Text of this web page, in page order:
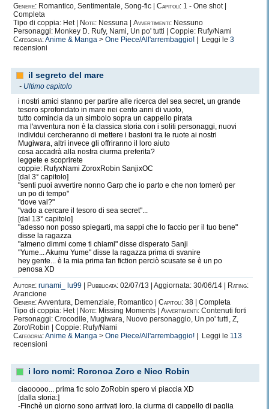
Genere: Romantico, Sentimentale, Song-fic | Capitoli: 1 - One shot |
Completa
Tipo di coppia: Het |
Note: Nessuna | Avvertimenti: Nessuno
Personaggi: Monkey D. Rufy, Nami, Un po' tutti | Coppie: Rufy/Nami
Categoria:Anime & Manga > One Piece/All'arrembaggio! | Leggi le 3
recensioni
il segreto del mare
- Ultimo capitolo
i nostri amici stanno per partire alle ricerca del sea secret, un grande
tesoro sprofondato in mare nei cento anni di vuoto,
tutto comincia da un simbolo sopra un cappello pirata
ma l'avventura non è la classica storia con i soliti personaggi, nuovi
individui cercheranno di mettere i bastoni tra le ruote ai nostri
Mugiwara, altri invece gli offriranno il loro aiuto
cosa accadrà alla nostra ciurma preferita?
leggete e scoprirete
coppie: RufyxNami ZoroxRobin SanjixOC
[dal 3° capitolo]
"senti puoi avvertire nonno Garp che io parto e che non tornerò per
un po di tempo"
"dove vai?"
"vado a cercare il tesoro di sea secret"...
[dal 13° capitolo]
"adesso non posso spiegarti, ma sappi che lo faccio per il tuo bene"
disse la ragazza
"almeno dimmi come ti chiami" disse disperato Sanji
"Yume... Akumu Yume" disse la ragazza prima di svanire
hey gente... è la mia prima fan fiction perciò scusate se è un po
penosa XD
Autore: runami_ lu99 Pubblicata: 02/07/13 | Aggiornata: 30/06/14 |
Rating:
Arancione
Genere:Avventura, Demenziale, Romantico | Capitoli: 38 | Completa
Tipo di coppia: Het |
Note: Missing Moments | Avvertimenti: Contenuti forti
Personaggi: Crocodile, Mugiwara, Nuovo personaggio, Un po' tutti, Z,
Zoro\Robin | Coppie: Rufy/Nami
Categoria:Anime & Manga > One Piece/All'arrembaggio! | Leggi le 113
recensioni
i loro nomi: Roronoa Zoro e Nico Robin
ciaooooo... prima fic solo ZoRobin spero vi piaccia XD
[dalla storia:]
-Finchè un giorno sono arrivati loro, la ciurma di cappello di paglia